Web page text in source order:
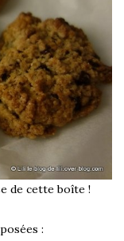
de cette boîte !
: